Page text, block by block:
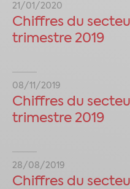
21/01/2020
Chiffres du
trimestre 2019
08/11/2019
Chiffres du
trimestre 2019
28/08/2019
Chiffres du